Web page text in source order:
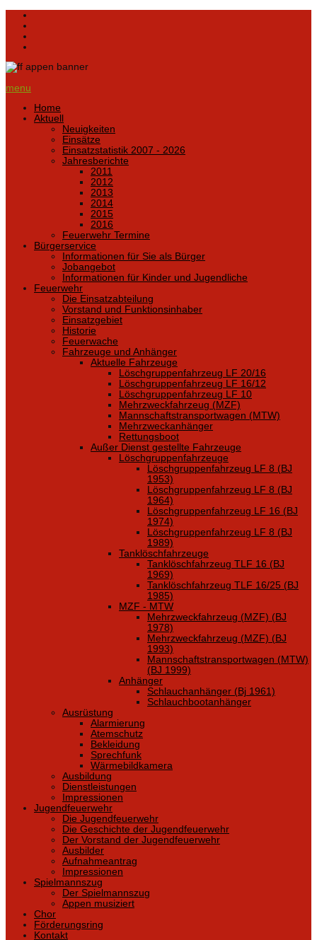
menu
Home
Aktuell
Neuigkeiten
Einsätze
Einsatzstatistik 2007 - 2026
Jahresberichte
2011
2012
2013
2014
2015
2016
Feuerwehr Termine
Bürgerservice
Informationen für Sie als Bürger
Jobangebot
Informationen für Kinder und Jugendliche
Feuerwehr
Die Einsatzabteilung
Vorstand und Funktionsinhaber
Einsatzgebiet
Historie
Feuerwache
Fahrzeuge und Anhänger
Aktuelle Fahrzeuge
Löschgruppenfahrzeug LF 20/16
Löschgruppenfahrzeug LF 16/12
Löschgruppenfahrzeug LF 10
Mehrzweckfahrzeug (MZF)
Mannschaftstransportwagen (MTW)
Mehrzweckanhänger
Rettungsboot
Außer Dienst gestellte Fahrzeuge
Löschgruppenfahrzeuge
Löschgruppenfahrzeug LF 8 (BJ
1953)
Löschgruppenfahrzeug LF 8 (BJ
1964)
Löschgruppenfahrzeug LF 16 (BJ
1974)
Löschgruppenfahrzeug LF 8 (BJ
1989)
Tanklöschfahrzeuge
Tanklöschfahrzeug TLF 16 (BJ
1969)
Tanklöschfahrzeug TLF 16/25 (BJ
1985)
MZF - MTW
Mehrzweckfahrzeug (MZF) (BJ
1978)
Mehrzweckfahrzeug (MZF) (BJ
1993)
Mannschaftstransportwagen (MTW)
(BJ 1999)
Anhänger
Schlauchanhänger (Bj 1961)
Schlauchbootanhänger
Ausrüstung
Alarmierung
Atemschutz
Bekleidung
Sprechfunk
Wärmebildkamera
Ausbildung
Dienstleistungen
Impressionen
Jugendfeuerwehr
Die Jugendfeuerwehr
Die Geschichte der Jugendfeuerwehr
Der Vorstand der Jugendfeuerwehr
Ausbilder
Aufnahmeantrag
Impressionen
Spielmannszug
Der Spielmannszug
Appen musiziert
Chor
Förderungsring
Kontakt